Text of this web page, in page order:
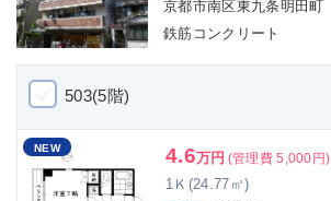
京都市南区東九条明田町
鉄筋コンクリート
503(5階)
NEW 4.6万円 (管理費 5,000円)
1Ｋ(24.77㎡)